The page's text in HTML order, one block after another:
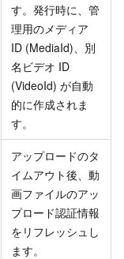
す。発行時に、管
理用のメディア
ID (MediaId)、別
名ビデオ ID
(VideoId) が自動
的に作成されま
す。
アップロードのタ
イムアウト後、動
画ファイルのアッ
プロード認証情報
をリフレッシュし
ます。